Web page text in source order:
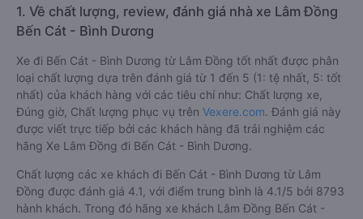
1. Về chất lượng, review, đánh giá nhà xe Lâm Đồng
Bến Cát - Bình Dương
Xe đi Bến Cát - Bình Dương từ Lâm Đồng tốt nhất được phân
loại chất lượng dựa trên đánh giá từ 1 đến 5 (1: tệ nhất, 5: tốt
nhất) của khách hàng với các tiêu chí như: Chất lượng xe,
Đúng giờ, Chất lượng phục vụ trên Vexere.com. Đánh giá này
được viết trực tiếp bởi các khách hàng đã trải nghiệm các
hãng Xe Lâm Đồng đi Bến Cát - Bình Dương.
Chất lượng các xe khách đi Bến Cát - Bình Dương từ Lâm
Đồng được đánh giá 4.1, với điểm trung bình là 4.1/5 bởi 8793
hành khách. Trong đó hãng xe khách Lâm Đồng Bến Cát -